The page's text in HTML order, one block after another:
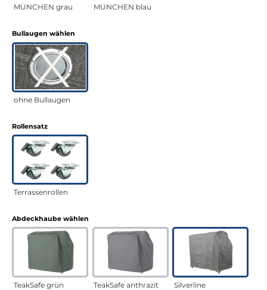
MÜNCHEN grau MÜNCHEN blau
Bullaugen wählen
ohne Bullaugen
Rollensatzauswählen
Terrassenrollen
Abdeckhaube wählen
TeakSafe grün TeakSafe anthrazit Silverline